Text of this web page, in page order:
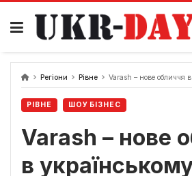
Перейти
вмісту
Регіони Рівне Varash – нове обличчя в
РІВНЕ ШОУ БІЗНЕС
Varash – нове
в